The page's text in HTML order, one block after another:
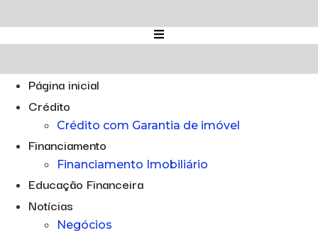
para
o
Página inicial
Crédito
Crédito com Garantia de imóvel
Financiamento
Financiamento Imobiliário
Educação Financeira
Notícias
Negócios